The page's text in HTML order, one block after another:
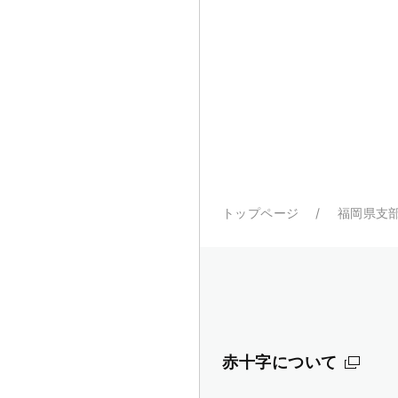
トップページ 福岡県支
赤十字について